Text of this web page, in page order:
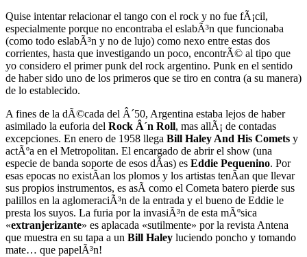
Quise intentar relacionar el tango con el rock y no fue fÃ¡cil,
especialmente porque no encontraba el eslabÃ³n que funcionaba
(como todo eslabÃ³n y no de lujo) como nexo entre estas dos
corrientes, hasta que investigando un poco, encontrÃ© al tipo que
yo considero el primer punk del rock argentino. Punk en el sentido
de haber sido uno de los primeros que se tiro en contra (a su manera)
de lo establecido.
A fines de la dÃ©cada del Â´50, Argentina estaba lejos de haber
asimilado la euforia del Rock Â´n Roll, mas allÃ¡ de contadas
excepciones. En enero de 1958 llega Bill Haley And His Comets y
actÃºa en el Metropolitan. El encargado de abrir el show (una
especie de banda soporte de esos dÃ­as) es Eddie Pequenino. Por
esas epocas no existÃ­an los plomos y los artistas tenÃ­an que llevar
sus propios instrumentos, es asÃ­ como el Cometa batero pierde sus
palillos en la aglomeraciÃ³n de la entrada y el bueno de Eddie le
presta los suyos. La furia por la invasiÃ³n de esta mÃºsica
«extranjerizante» es aplacada «sutilmente» por la revista Antena
que muestra en su tapa a un Bill Haley luciendo poncho y tomando
mate… que papelÃ³n!